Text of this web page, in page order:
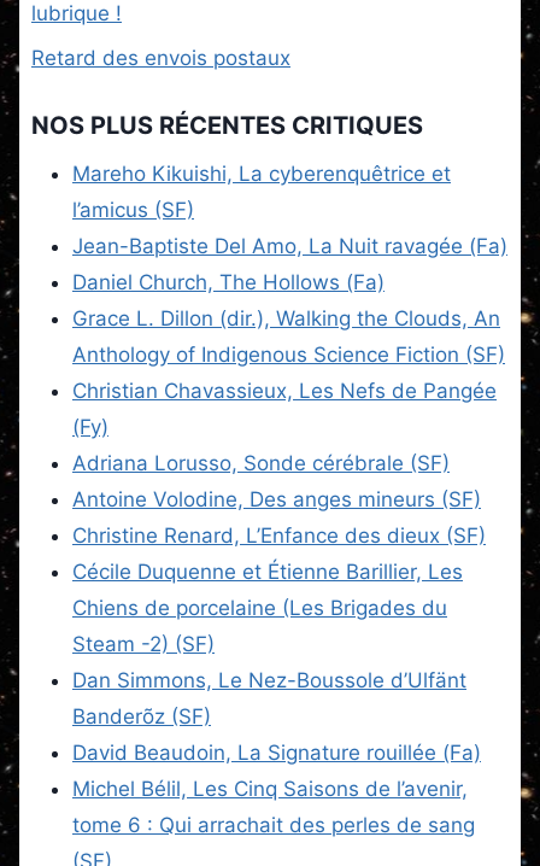
lubrique !
Retard des envois postaux
NOS PLUS RÉCENTES CRITIQUES
Mareho Kikuishi, La cyberenquêtrice et
l’amicus (SF)
Jean-Baptiste Del Amo, La Nuit ravagée (Fa)
Daniel Church, The Hollows (Fa)
Grace L. Dillon (dir.), Walking the Clouds, An
Anthology of Indigenous Science Fiction (SF)
Christian Chavassieux, Les Nefs de Pangée
(Fy)
Adriana Lorusso, Sonde cérébrale (SF)
Antoine Volodine, Des anges mineurs (SF)
Christine Renard, L’Enfance des dieux (SF)
Cécile Duquenne et Étienne Barillier, Les
Chiens de porcelaine (Les Brigades du
Steam -2) (SF)
Dan Simmons, Le Nez-Boussole d’Ulfänt
Banderõz (SF)
David Beaudoin, La Signature rouillée (Fa)
Michel Bélil, Les Cinq Saisons de l’avenir,
tome 6 : Qui arrachait des perles de sang
(SF)